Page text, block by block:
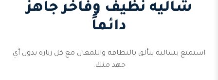
شاليه نظيف وفاخر جاهز
دائماً
استمتع بشاليه يتألق بالنظافة واللمعان مع كل زيارة بدون أي
جهد منك.